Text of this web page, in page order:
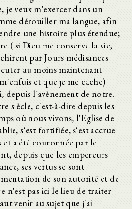
je veux m'exercer dans un
dérouiller ma langue, afin
une histoire plus étendue;
( si Dieu me conserve la vie,
par Jours médisances
au moins maintenant
et que je me cache)
depuis l'avènement de notre.
siècle, c'est-à-dire depuis les
où nous vivons, l'Eglise de
s'est fortifiée, s'est accrue
et a été couronnée par le
depuis que les empereurs
ses vertus se sont
de son autorité et de
n'est pas ici le lieu de traiter
venir au sujet que j'ai